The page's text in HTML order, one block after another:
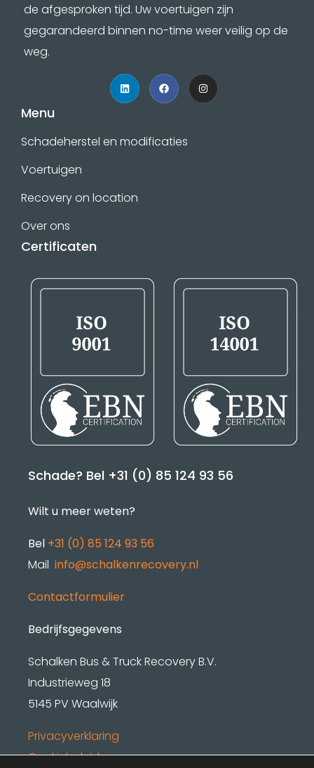
de afgesproken tijd. Uw voertuigen zijn
gegarandeerd binnen no-time weer veilig op de
weg.
Menu
Schadeherstel en modificaties
Voertuigen
Recovery on location
Over ons
Certificaten
Schade? Bel +31 (0) 85 124 93 56
Wilt u meer weten?
Bel +31 (0) 85 124 93 56
Mail info@schalkenrecovery.nl
Contactformulier
Bedrijfsgegevens
Schalken Bus & Truck Recovery B.V.
Industrieweg 18
5145 PV Waalwijk
Privacyverklaring
Cookiebeleid